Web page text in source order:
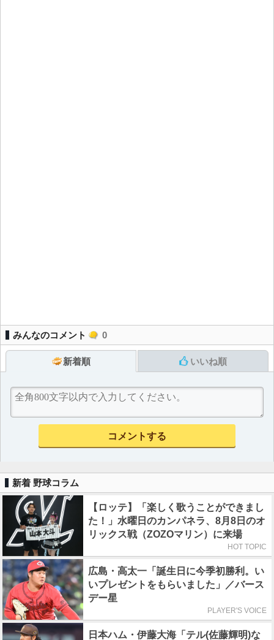
みんなのコメント 0
新着順 いいね順
新着 野球コラム
【ロッテ】「楽しく歌うことができまし
た！」水曜日のカンパネラ、8月8日のオ
リックス戦（ZOZOマリン）に来場
HOT TOPIC
広島・高太一「誕生日に今季初勝利。い
いプレゼントをもらいました」／バース
デー星
PLAYER'S VOICE
日本ハム・伊藤大海「テル(佐藤輝明)な